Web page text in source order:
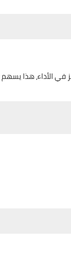
في الأداء، هذا يسهم